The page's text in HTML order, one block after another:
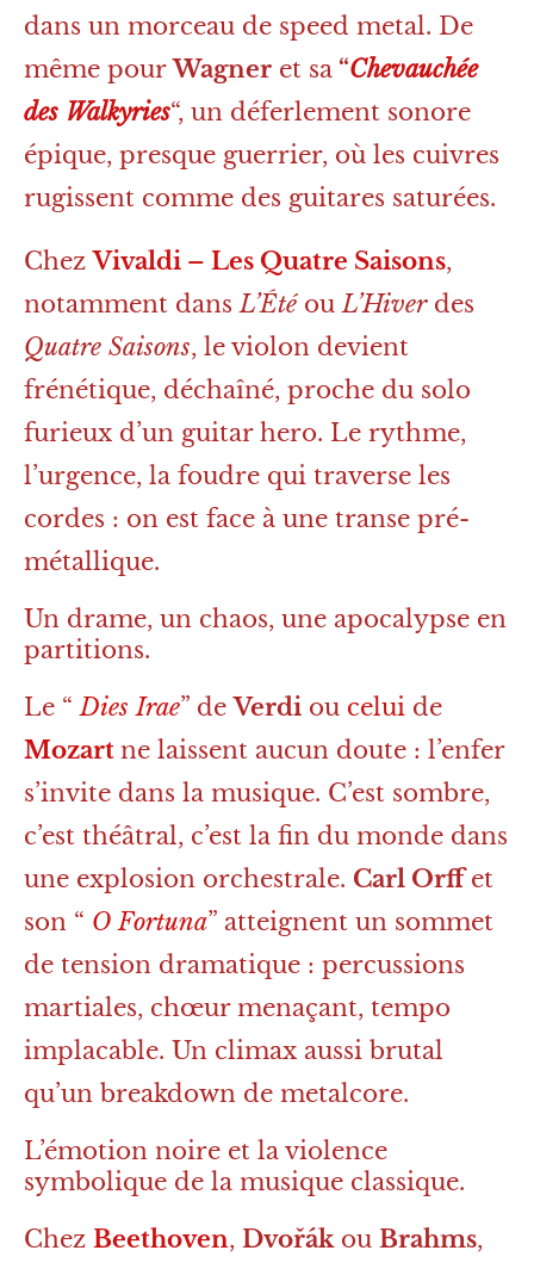
dans un morceau de speed metal. De
même pourWagner et sa “Chevauchée
des Walkyries“, un déferlement sonore
épique, presque guerrier, où les cuivres
rugissent comme des guitares saturées.
ChezVivaldi – Les Quatre Saisons,
notamment dansL’ÉtéouL’Hiverdes
Quatre Saisons, le violon devient
frénétique, déchaîné, proche du solo
furieux d’un guitar hero. Le rythme,
l’urgence, la foudre qui traverse les
cordes : on est face à une transe pré-
métallique.
Un drame, un chaos, une apocalypse en
partitions.
Le “ Dies Irae” deVerdi ou celui de
Mozart ne laissent aucun doute : l’enfer
s’invite dans la musique. C’est sombre,
c’est théâtral, c’est la fin du monde dans
une explosion orchestrale. Carl Orffet
son “ O Fortuna” atteignent un sommet
de tension dramatique : percussions
martiales, chœur menaçant, tempo
implacable. Un climax aussi brutal
qu’un breakdown de metalcore.
L’émotion noire et la violence
symbolique de la musique classique.
Chez Beethoven, Dvořákou Brahms,